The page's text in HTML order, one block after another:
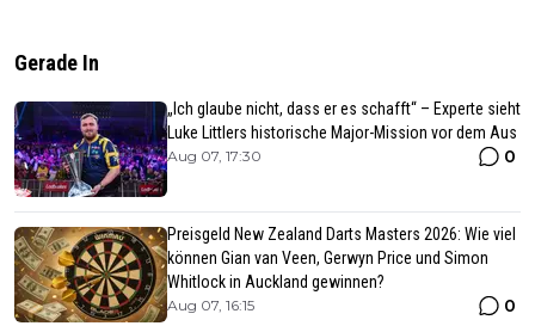
Gerade In
„Ich glaube nicht, dass er es schafft“ – Experte sieht
Luke Littlers historische Major-Mission vor dem Aus
Aug 07, 17:30 0
Preisgeld New Zealand Darts Masters 2026: Wie viel
können Gian van Veen, Gerwyn Price und Simon
Whitlock in Auckland gewinnen?
Aug 07, 16:15 0